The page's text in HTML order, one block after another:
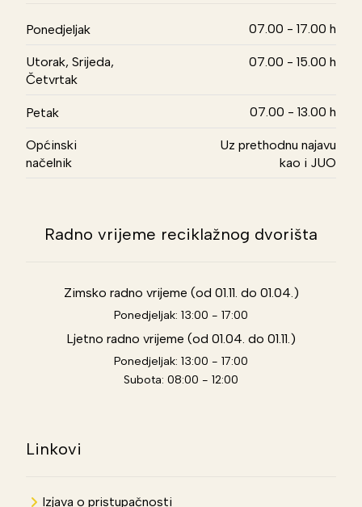
Ponedjeljak 07.00 - 17.00 h
Utorak, Srijeda,
Četvrtak
07.00 - 15.00 h
Petak 07.00 - 13.00 h
Općinski
načelnik
Uz prethodnu najavu
kao i JUO
Radno vrijeme reciklažnog dvorišta
Zimsko radno vrijeme (od 01.11. do 01.04.)
Ponedjeljak: 13:00 - 17:00
Ljetno radno vrijeme (od 01.04. do 01.11.)
Ponedjeljak: 13:00 - 17:00
Subota: 08:00 - 12:00
Linkovi
Izjava o pristupačnosti